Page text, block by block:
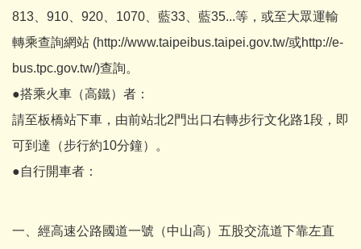
813、910、920、1070、藍33、藍35...等，或至大眾運輸
轉乘查詢網站 (http://www.taipeibus.taipei.gov.tw/或http://e-
bus.tpc.gov.tw/)查詢。
●搭乘火車（高鐵）者：
請至板橋站下車，由前站北2門出口右轉步行文化路1段，即
可到達（步行約10分鐘）。
●自行開車者：
一、經高速公路國道一號（中山高）五股交流道下靠左直